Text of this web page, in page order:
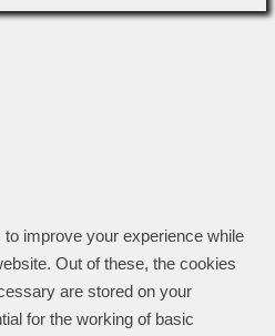
improve your experience while
Out of these, the cookies
are stored on your
for the working of basic